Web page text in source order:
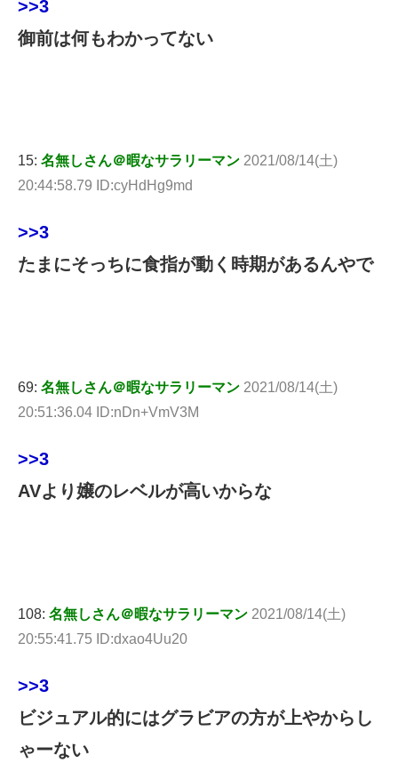
>>3
御前は何もわかってない
15: 名無しさん＠暇なサラリーマン 2021/08/14(土)
20:44:58.79 ID:cyHdHg9md
>>3
たまにそっちに食指が動く時期があるんやで
69: 名無しさん＠暇なサラリーマン 2021/08/14(土)
20:51:36.04 ID:nDn+VmV3M
>>3
AVより嬢のレベルが高いからな
108: 名無しさん＠暇なサラリーマン 2021/08/14(土)
20:55:41.75 ID:dxao4Uu20
>>3
ビジュアル的にはグラビアの方が上やからし
ゃーない